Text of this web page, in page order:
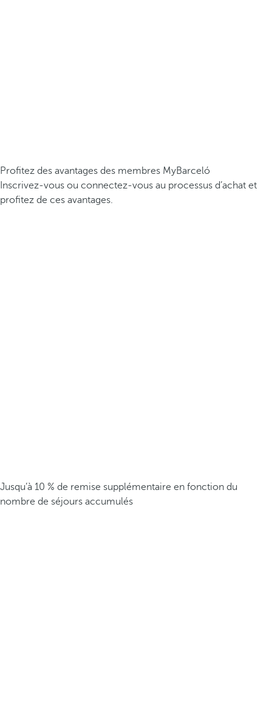
Profitez des avantages des membres MyBarceló
Inscrivez-vous ou connectez-vous au processus d’achat et
profitez de ces avantages.
Jusqu’à 10 % de remise supplémentaire en fonction du
nombre de séjours accumulés